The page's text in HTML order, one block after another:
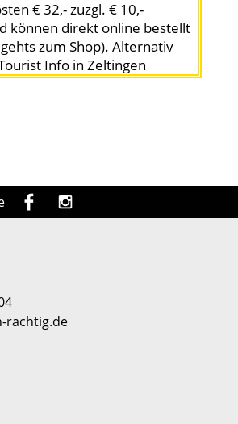
und Sie entdecken die Basis
Auszeit. In Zeltingen-
am Ziel.
rachtig.de
€ 32,- zuzgl. € 10,-
können direkt online bestellt
zum Shop). Alternativ
Info in Zeltingen